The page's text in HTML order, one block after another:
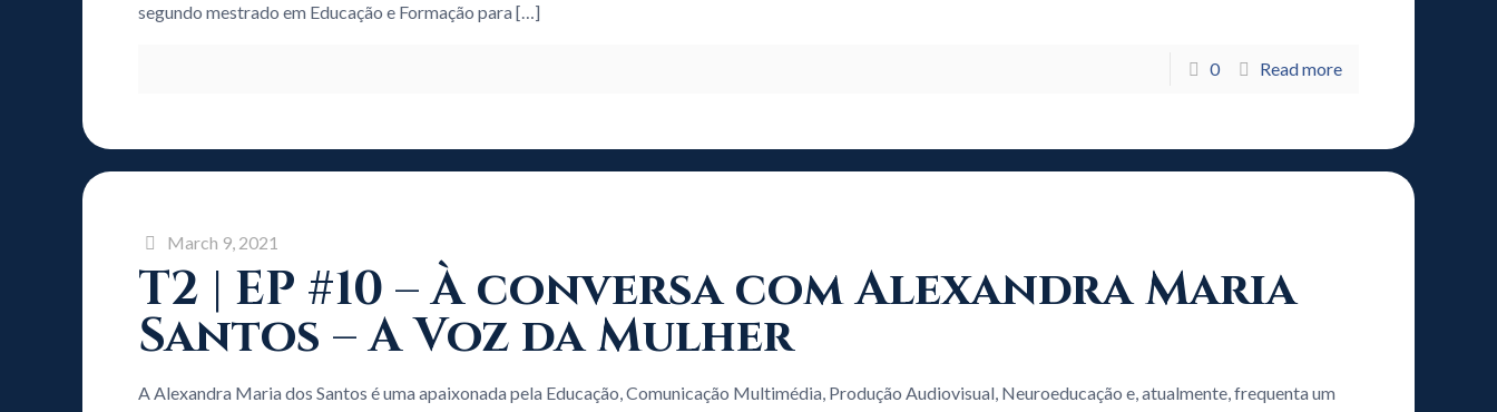
segundo mestrado em Educação e Formação para[…]
0 Read more
March 9, 2021
T2 | EP #10 – À conversa com Alexandra Maria
Santos – A Voz da Mulher
A Alexandra Maria dos Santos é uma apaixonada pela Educação, Comunicação Multimédia, Produção Audiovisual, Neuroeducação e, atualmente, frequenta um